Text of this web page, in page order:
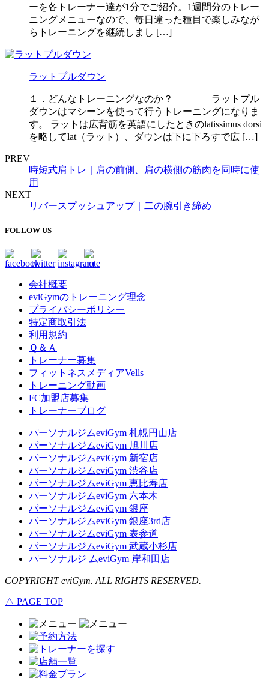
ーを各トレーナー達が1分でご紹介。1週間分のトレー
ニングメニューなので、毎日違った種目で楽しみなが
らトレーニングを継続しまし […]
ラットプルダウン
１．どんなトレーニングなのか？ ラットプル
ダウンはマシーンを使って行うトレーニングになりま
す。 ラットは広背筋を英語にしたときのlatissimus dorsi
を略してlat（ラット）、ダウンは下に下ろすで広 […]
PREV
時短式肩トレ｜肩の前側、肩の横側の筋肉を同時に使
用
NEXT
リバースプッシュアップ｜二の腕引き締め
FOLLOW US
会社概要
eviGymのトレーニング理念
プライバシーポリシー
特定商取引法
利用規約
Ｑ＆Ａ
トレーナー募集
フィットネスメディアVells
トレーニング動画
FC加盟店募集
トレーナーブログ
パーソナルジムeviGym 札幌円山店
パーソナルジムeviGym 旭川店
パーソナルジムeviGym 新宿店
パーソナルジムeviGym 渋谷店
パーソナルジムeviGym 恵比寿店
パーソナルジムeviGym 六本木
パーソナルジムeviGym 銀座
パーソナルジムeviGym 銀座3rd店
パーソナルジムeviGym 表参道
パーソナルジムeviGym 武蔵小杉店
パーソナルジ ムeviGym 岸和田店
COPYRIGHT eviGym. ALL RIGHTS RESERVED.
△ PAGE TOP